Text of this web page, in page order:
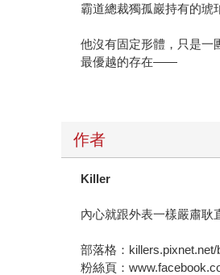
霸道總裁獨孤巖持有的琥
他沒有固定形體，只是一
最優越的存在——
作者
Killer
內心就跟外表一樣嚴肅耿
部落格：killers.pixnet.net/
粉絲頁：